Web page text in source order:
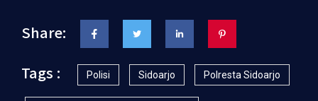
Share:
Tags :
Polisi Sidoarjo Polresta Sidoarjo